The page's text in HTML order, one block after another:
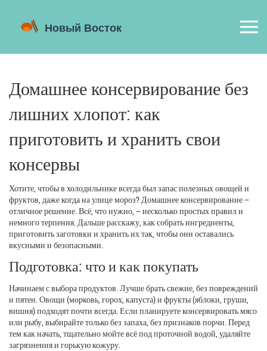
Домашнее консервирование без
лишних хлопот: как
приготовить и хранить свои
консервы
Хотите, чтобы в холодильнике всегда был запас полезных овощей и
фруктов, даже когда на улице мороз? Домашнее консервирование –
отличное решение. Всё, что нужно, – несколько простых правил и
немного терпения. Дальше расскажу, как собрать ингредиенты,
приготовить заготовки и хранить их так, чтобы они оставались
вкусными и безопасными.
Подготовка: что и как покупать
Начинаем с выбора продуктов. Лучше брать свежие, без повреждений
и пятен. Овощи (морковь, горох, капуста) и фрукты (яблоки, груши,
вишня) подходят почти всегда. Если планируете консервировать мясо
или рыбу, выбирайте только без запаха, без признаков порчи. Перед
тем как начать, тщательно мойте всё под проточной водой, удаляйте
загрязнения и горькую кожуру.